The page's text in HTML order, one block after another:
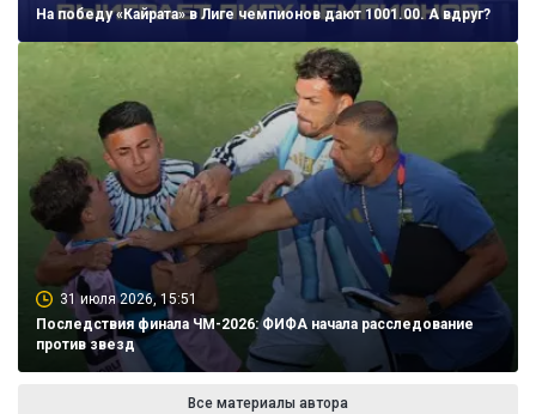
На победу «Кайрата» в Лиге чемпионов дают 1001.00. А вдруг?
31 июля 2026, 15:51
Последствия финала ЧМ-2026: ФИФА начала расследование
против звезд
Все материалы автора